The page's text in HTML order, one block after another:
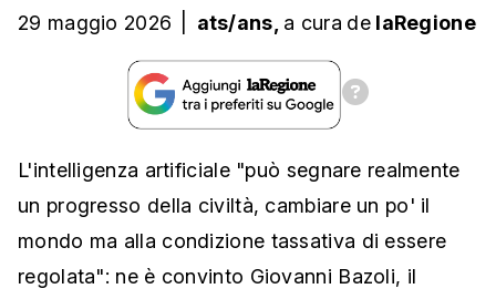
29 maggio 2026 ats/ans, a cura de laRegione
L'intelligenza artificiale "può segnare realmente
un progresso della civiltà, cambiare un po' il
mondo ma alla condizione tassativa di essere
regolata": ne è convinto Giovanni Bazoli, il